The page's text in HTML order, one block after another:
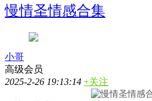
慢情圣情感合集
小哥
高级会员
2025-2-26 19:13:14 +关注